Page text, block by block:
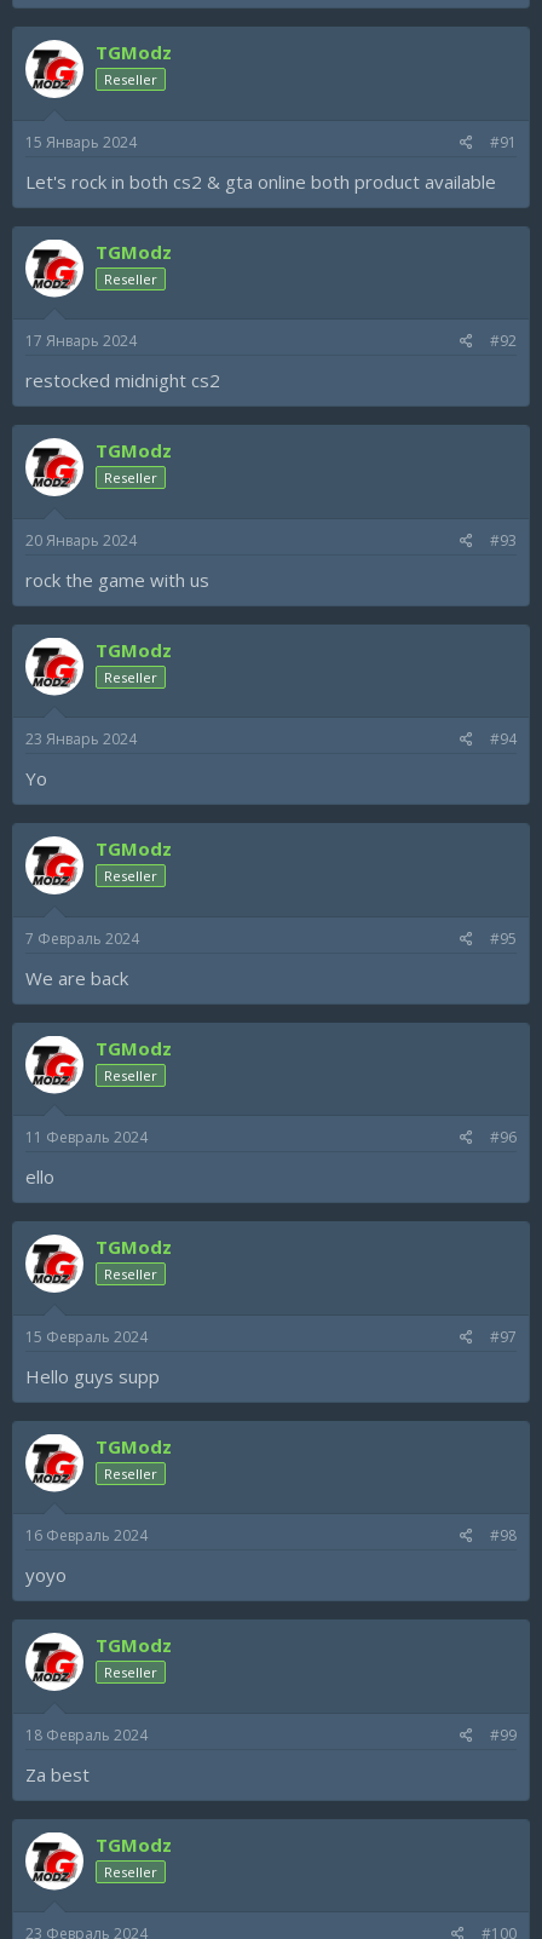
TGModz
Reseller
15 Январь 2024 #91
Let's rock in both cs2 & gta online both product available
TGModz
Reseller
17 Январь 2024 #92
restocked midnight cs2
TGModz
Reseller
20 Январь 2024 #93
rock the game with us
TGModz
Reseller
23 Январь 2024 #94
Yo
TGModz
Reseller
7 Февраль 2024 #95
We are back
TGModz
Reseller
11 Февраль 2024 #96
ello
TGModz
Reseller
15 Февраль 2024 #97
Hello guys supp
TGModz
Reseller
16 Февраль 2024 #98
yoyo
TGModz
Reseller
18 Февраль 2024 #99
Za best
TGModz
Reseller
23 Февраль 2024 #100